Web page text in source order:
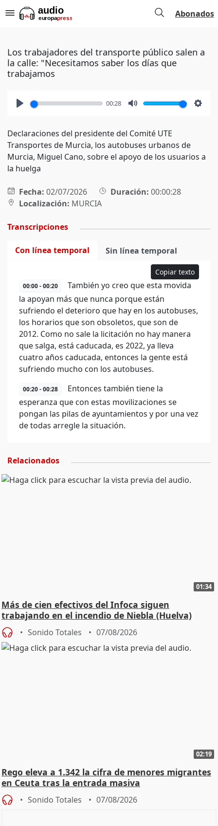
Abonados
Los trabajadores del transporte público salen a
la calle: "Necesitamos saber los días que
trabajamos
00:28
Declaraciones del presidente del Comité UTE
Transportes de Murcia, los autobuses urbanos de
Murcia, Miguel Cano, sobre el apoyo de los usuarios a
la huelga
Fecha: 02/07/2026 Duración: 00:00:28
Localización: MURCIA
Transcripciones
Con línea temporal Sin línea temporal
Copiar texto
00:00 - 00:20
También yo creo que esta movida
la apoyan más que nunca porque están
sufriendo el deterioro que hay en los autobuses,
los horarios que son obsoletos, que son de
2012. Como no sale la licitación no hay manera
que salga, está caducada, es 2022, ya lleva
cuatro años caducada, entonces la gente está
sufriendo mucho con los autobuses.
00:20 - 00:28
Entonces también tiene la
esperanza que con estas movilizaciones se
pongan las pilas de ayuntamientos y por una vez
de todas arregle la situación.
Relacionados
01:34
Más de cien efectivos del Infoca siguen
trabajando en el incendio de Niebla (Huelva)
Sonido Totales 07/08/2026
02:19
Rego eleva a 1.342 la cifra de menores migrantes
en Ceuta tras la entrada masiva
Sonido Totales 07/08/2026